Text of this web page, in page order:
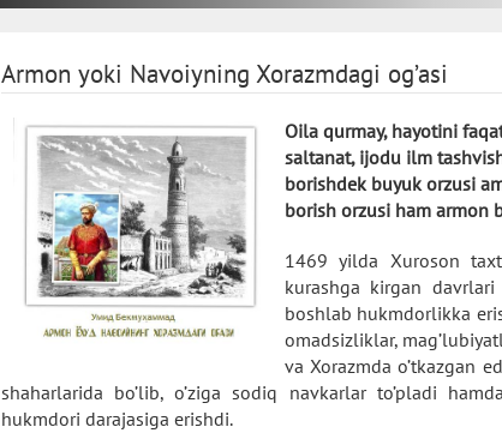
Armon yoki Navoiyning Xorazmdagi og’asi
Oila qurmay, hayotini
saltanat, ijodu ilm
borishdek buyuk orzusi
borish orzusi ham armon
1469 yilda Xuroson
kurashga kirgan
boshlab hukmdorlikka
omadsizliklar,
va Xorazmda o’tkazgan
shaharlarida bo’lib, o’ziga sodiq navkarlar to’pladi
hukmdori darajasiga erishdi.